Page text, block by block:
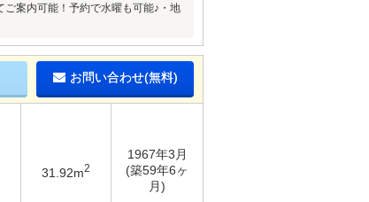
案内可能！予約で水曜も可能♪・地
お問い合わせ(無料)
31.92m2
1967年3月
(築59年6ヶ
月)